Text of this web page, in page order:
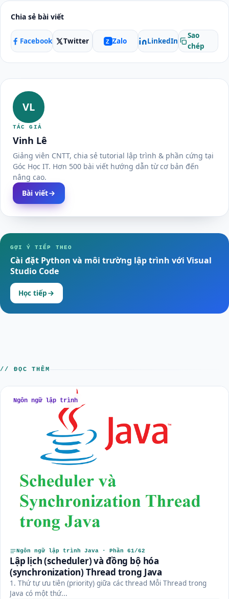
Chia sẻ bài viết
Facebook Twitter Z Zalo LinkedIn
Sao
chép
VL
TÁC GIẢ
Vinh Lê
Giảng viên CNTT, chia sẻ tutorial lập trình & phần cứng tại
Góc Học IT. Hơn 500 bài viết hướng dẫn từ cơ bản đến
nâng cao.
Bài viết
GỢI Ý TIẾP THEO
Cài đặt Python và môi trường lập trình với Visual
Studio Code
Học tiếp
// ĐỌC THÊM
Ngôn ngữ lập trình
Ngôn ngữ lập trình Java · Phần 61/62
Lập lịch (scheduler) và đồng bộ hóa
(synchronization) Thread trong Java
1. Thứ tự ưu tiên (priority) giữa các thread Mỗi Thread trong
Java có một thứ...